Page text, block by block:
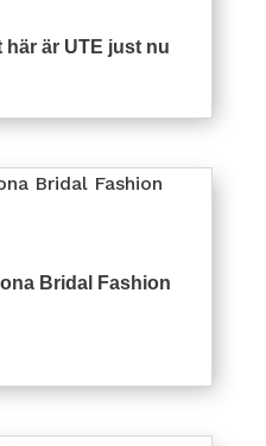
är UTE just nu
Bridal Fashion